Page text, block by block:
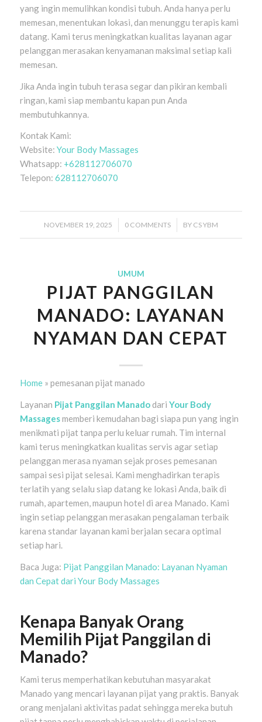
yang ingin memulihkan kondisi tubuh. Anda hanya perlu
memesan, menentukan lokasi, dan menunggu terapis kami
datang. Kami terus meningkatkan kualitas layanan agar
pelanggan merasakan kenyamanan maksimal setiap kali
memesan.
Jika Anda ingin tubuh terasa segar dan pikiran kembali
ringan, kami siap membantu kapan pun Anda
membutuhkannya.
Kontak Kami:
Website: Your Body Massages
Whatsapp: +628112706070
Telepon: 628112706070
NOVEMBER 19, 2025
/ 0 COMMENTS
/ BY CS YBM
UMUM
PIJAT PANGGILAN
MANADO: LAYANAN
NYAMAN DAN CEPAT
Home» pemesanan pijat manado
Layanan Pijat Panggilan Manadodari Your Body
Massagesmemberi kemudahan bagi siapa pun yang ingin
menikmati pijat tanpa perlu keluar rumah. Tim internal
kami terus meningkatkan kualitas servis agar setiap
pelanggan merasa nyaman sejak proses pemesanan
sampai sesi pijat selesai. Kami menghadirkan terapis
terlatih yang selalu siap datang ke lokasi Anda, baik di
rumah, apartemen, maupun hotel di area Manado. Kami
ingin setiap pelanggan merasakan pengalaman terbaik
karena standar layanan kami berjalan secara optimal
setiap hari.
Baca Juga: Pijat Panggilan Manado: Layanan Nyaman
dan Cepat dari Your Body Massages
Kenapa Banyak Orang
Memilih Pijat Panggilan di
Manado?
Kami terus memperhatikan kebutuhan masyarakat
Manado yang mencari layanan pijat yang praktis. Banyak
orang menjalani aktivitas padat sehingga mereka butuh